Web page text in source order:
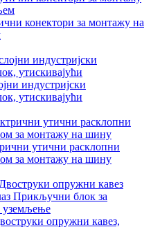
конектори за монтажу на
индустријски
утискивајући
утични расклопни
за монтажу на шину
опружни кавез,